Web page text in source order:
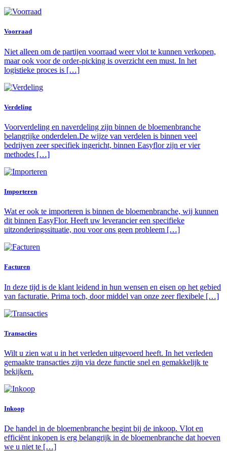
Voorraad
Niet alleen om de partijen voorraad weer vlot te kunnen verkopen,
maar ook voor de order-picking is overzicht een must. In het
logistieke proces is […]
Verdeling
Voorverdeling en naverdeling zijn binnen de bloemenbranche
belangrijke onderdelen.De wijze van verdelen is binnen veel
bedrijven zeer specifiek ingericht, binnen Easyflor zijn er vier
methodes […]
Importeren
Wat er ook te importeren is binnen de bloemenbranche, wij kunnen
dit binnen EasyFlor. Heeft uw leverancier een specifieke
uitzonderingssituatie, nou voor ons geen probleem […]
Facturen
In deze tijd is de klant leidend in hun wensen en eisen op het gebied
van facturatie. Prima toch, door middel van onze zeer flexibele […]
Transacties
Wilt u zien wat u in het verleden uitgevoerd heeft. In het verleden
gemaakte transacties zijn via deze functie snel en gemakkelijk te
bekijken.
Inkoop
De handel in de bloemenbranche begint bij de inkoop. Vlot en
efficiënt inkopen is erg belangrijk in de bloemenbranche dat hoeven
we u niet te […]